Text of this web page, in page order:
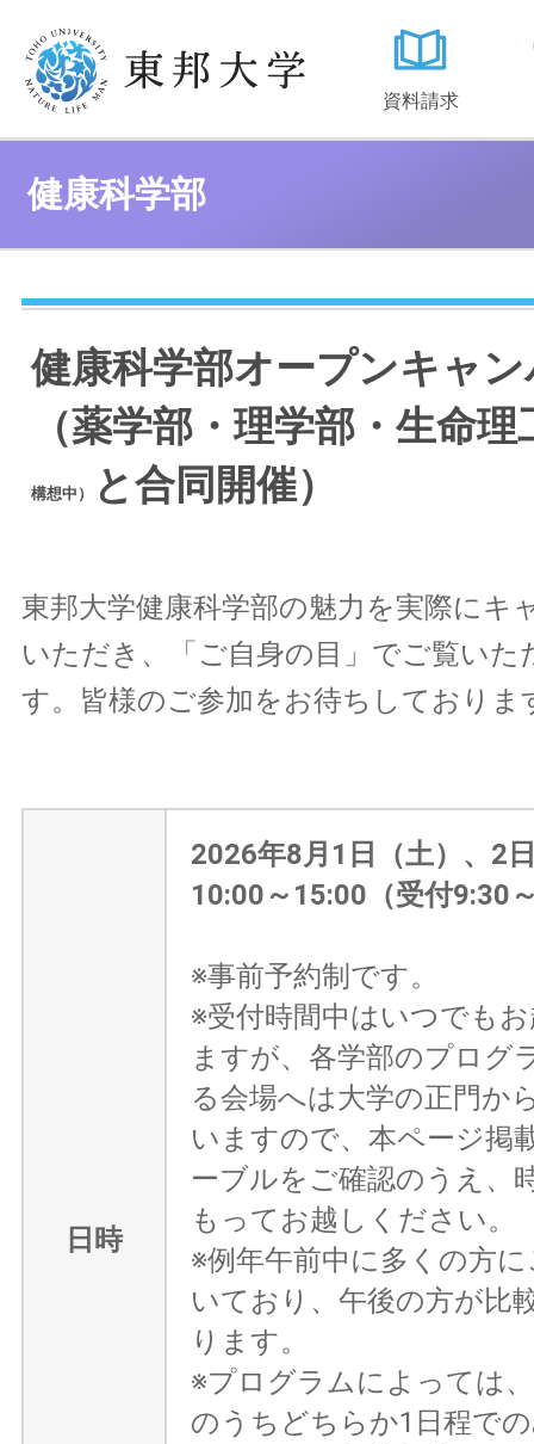
資料請求
健康科学部
健康科学部オープンキャ
（薬学部・理学部・生命理
構想中） と合同開催）
東邦大学健康科学部の魅力を実際にキ
いただき、「ご自身の目」でご覧いた
す。皆様のご参加をお待ちしておりま
日時
2026年8月1日（土）、2
10:00～15:00（受付9:30
※事前予約制です。
※受付時間中はいつでも
ますが、各学部のプログ
る会場へは大学の正門か
いますので、本ページ掲
ーブルをご確認のうえ、
もってお越しください。
※例年午前中に多くの方
いており、午後の方が比
ります。
※プログラムによっては
のうちどちらか1日程で